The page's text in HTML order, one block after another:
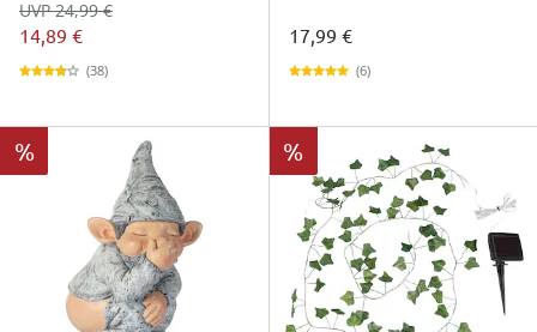
14,89 €
UVP 24,99 €
(38)
17,99 €
(6)
% %